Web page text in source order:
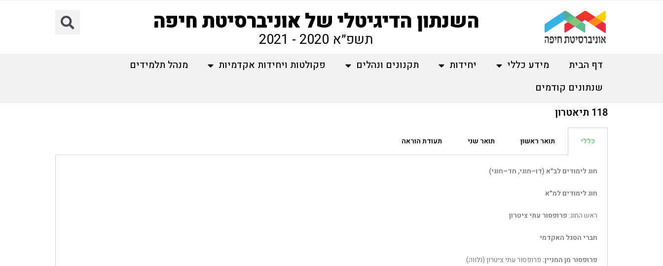
השנתון הדיגיטלי של אוניברסיטת חיפה
תשפ״א 2020 - 2021
דף הבית מידע כללי יחידות תקנונים ונהלים פקולטות ויחידות אקדמיות
מנהל תלמידים
שנתונים קודמים
118 תיאטרון
כללי תואר ראשון תואר שני תעודת הוראה
חוג לימודים לב״א (דו–חוגי, חד–חוגי)
חוג לימודים למ״א
ראש החוג: פרופסור עתי ציטרון
חברי הסגל האקדמי
פרופסור מן המניין: פרופסור עתי ציטרון (נלווה)